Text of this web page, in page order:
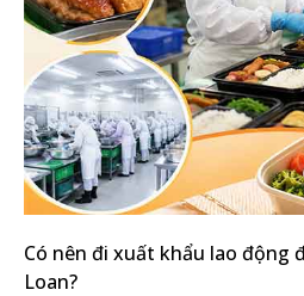
Có nên đi xuất khẩu lao động
Loan?